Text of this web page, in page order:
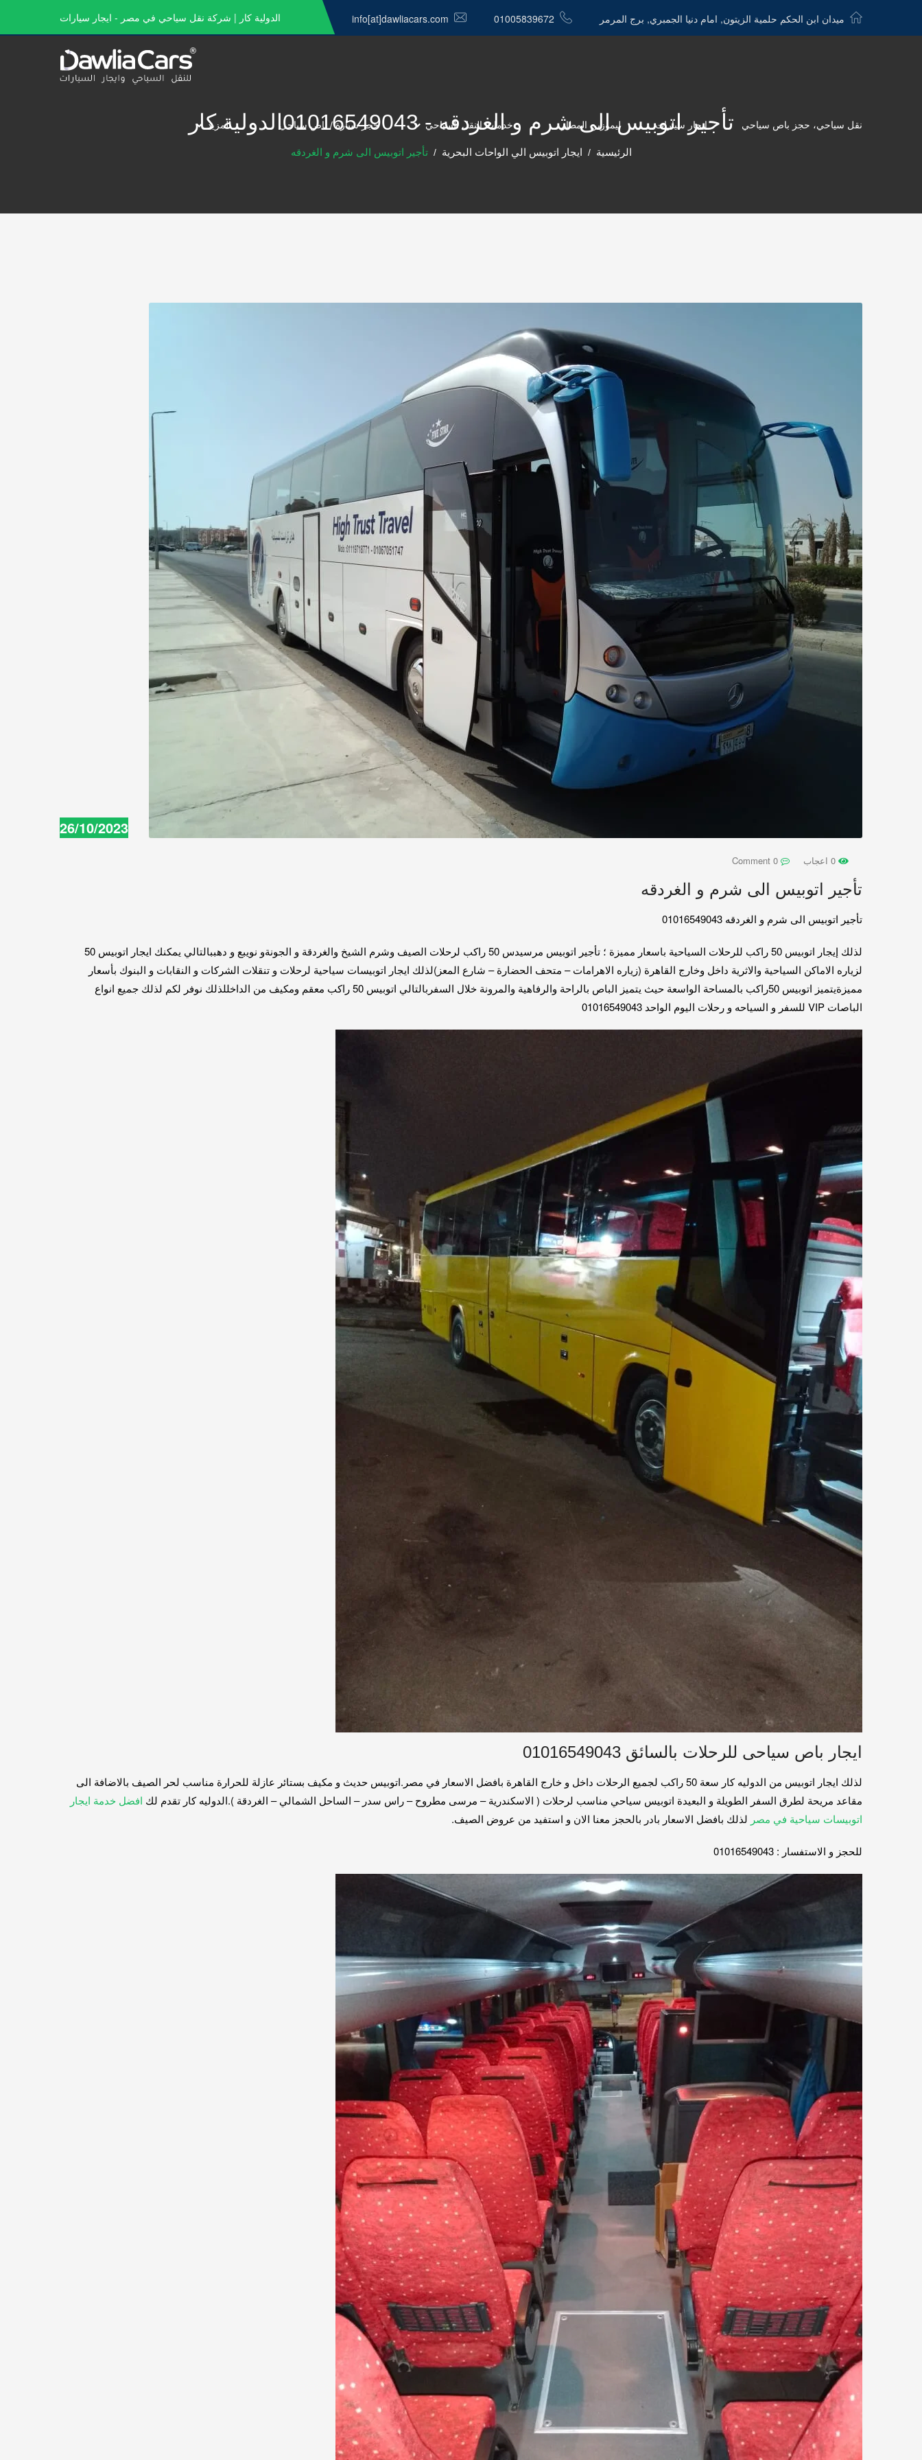
الدولية كار | شركة نقل سياحي في مصر - ايجار سيارات ميدان ابن الحكم حلمية الزيتون, امام دنيا الجمبري, برج المرمر 01005839672
info[at]dawliacars.com
نقل سياحي، حجز باص سياحي ايجار سيارات ليموزين المطار خدمات النقل السياحي حجز سيارة / باص سياحي المزيد تأجير اتوبيس الى شرم و الغردقه - 01016549043الدولية كار
الرئيسية ايجار اتوبيس الي الواحات البحرية تأجير اتوبيس الى شرم و الغردقه
26/10/2023
تأجير اتوبيس الى شرم و الغردقه
تأجير اتوبيس الى شرم و الغردقه 01016549043
لذلك إيجار اتوبيس 50 راكب للرحلات السياحية باسعار مميزة ؛ تأجير اتوبيس مرسيدس 50 راكب لرحلات الصيف وشرم الشيخ والغردقة و الجونةو نويبع و دهببالتالي يمكنك ايجار اتوبيس 50
لزياره الاماكن السياحية والاثرية داخل وخارج القاهرة (زياره الاهرامات – متحف الحضارة – شارع المعز)لذلك ايجار اتوبيسات سياحية لرحلات و تنقلات الشركات و النقابات و البنوك بأسعار
مميزةيتميز اتوبيس 50راكب بالمساحة الواسعة حيث يتميز الباص بالراحة والرفاهية والمرونة خلال السفربالتالي اتوبيس 50 راكب معقم ومكيف من الداخللذلك نوفر لكم لذلك جميع انواع
الباصات VIP للسفر و السياحه و رحلات اليوم الواحد 01016549043
ايجار باص سياحى للرحلات بالسائق 01016549043
لذلك ايجار اتوبيس من الدوليه كار سعة 50 راكب لجميع الرحلات داخل و خارج القاهرة بافضل الاسعار في مصر.اتوبيس حديث و مكيف بستائر عازلة للحرارة مناسب لحر الصيف بالاضافة الى
مقاعد مريحة لطرق السفر الطويلة و البعيدة اتوبيس سياحي مناسب لرحلات ( الاسكندرية – مرسى مطروح – راس سدر – الساحل الشمالي – الغردقة ).الدوليه كار تقدم لك افضل خدمة ايجار
اتوبيسات سياحية في مصر لذلك بافضل الاسعار بادر بالحجز معنا الان و استفيد من عروض الصيف.
للحجز و الاستفسار : 01016549043